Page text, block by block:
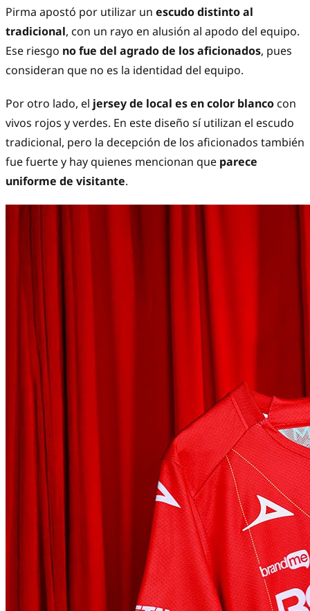
Pirma apostó por utilizar un escudo distinto al
tradicional, con un rayo en alusión al apodo del equipo.
Ese riesgo no fue del agrado de los aficionados, pues
consideran que no es la identidad del equipo.
Por otro lado, el jersey de local es en color blanco con
vivos rojos y verdes. En este diseño sí utilizan el escudo
tradicional, pero la decepción de los aficionados también
fue fuerte y hay quienes mencionan que parece
uniforme de visitante.